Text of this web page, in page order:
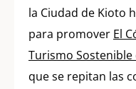
la Ciudad de Kioto
para promover El
Turismo Sostenible
que se repitan las